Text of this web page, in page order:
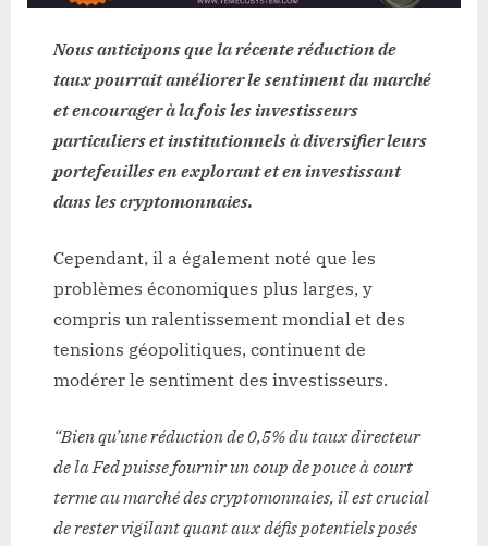
Nous anticipons que la récente réduction de
taux pourrait améliorer le sentiment du marché
et encourager à la fois les investisseurs
particuliers et institutionnels à diversifier leurs
portefeuilles en explorant et en investissant
dans les cryptomonnaies.
Cependant, il a également noté que les
problèmes économiques plus larges, y
compris un ralentissement mondial et des
tensions géopolitiques, continuent de
modérer le sentiment des investisseurs.
“Bien qu’une réduction de 0,5% du taux directeur
de la Fed puisse fournir un coup de pouce à court
terme au marché des cryptomonnaies, il est crucial
de rester vigilant quant aux défis potentiels posés